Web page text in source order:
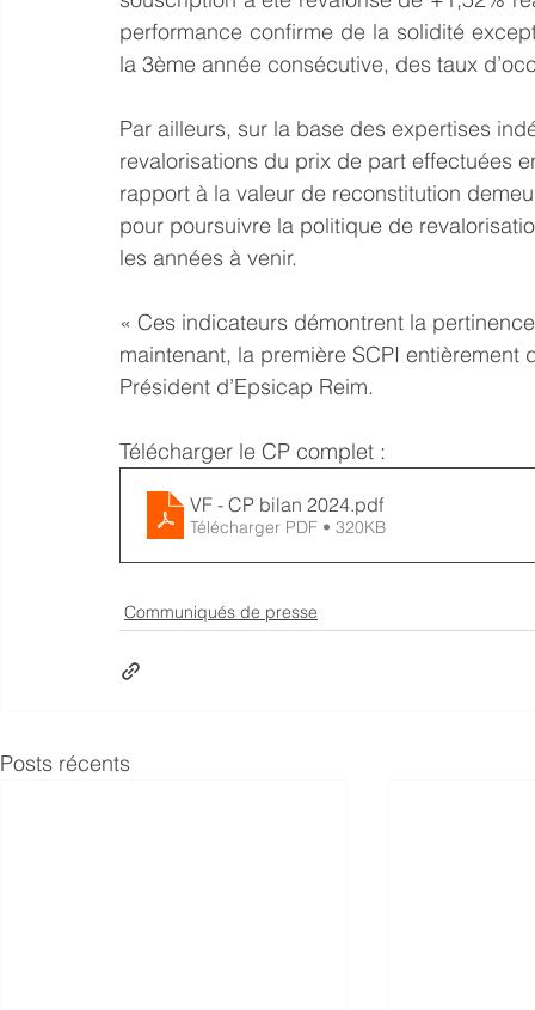
performance confirme de la solidité
la 3ème année consécutive, des taux
Par ailleurs, sur la base des expertises
revalorisations du prix de part effectuées
rapport à la valeur de reconstitution
pour poursuivre la politique de
les années à venir.
« Ces indicateurs démontrent la
maintenant, la première SCPI
Président d’Epsicap Reim.
Télécharger le CP complet :
VF - CP bilan 2024.pdf
Télécharger PDF • 320KB
Communiqués de presse
Posts récents